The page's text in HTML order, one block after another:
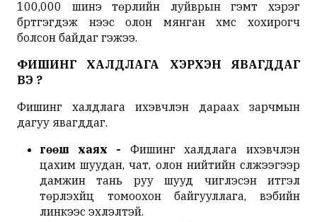
100,000 шинэ төрлийн луйврын гэмт хэрэг
бүртгэгдэж үүнээс олон мянган хүмүүс хохирогч
болсон байдаг гэжээ.
ФИШИНГ ХАЛДЛАГА ХЭРХЭН ЯВАГДДАГ
ВЭ ?
Фишинг халдлага ихэвчлэн дараах зарчмын
дагуу явагддаг.
Өгөөш хаях - Фишинг халдлага ихэвчлэн
цахим шуудан, чат, олон нийтийн сүлжээгээр
дамжин тань руу шууд чиглэсэн итгэл
төрүүлэхүйц томоохон байгууллага, вэбийн
линкээс эхлэлтэй.